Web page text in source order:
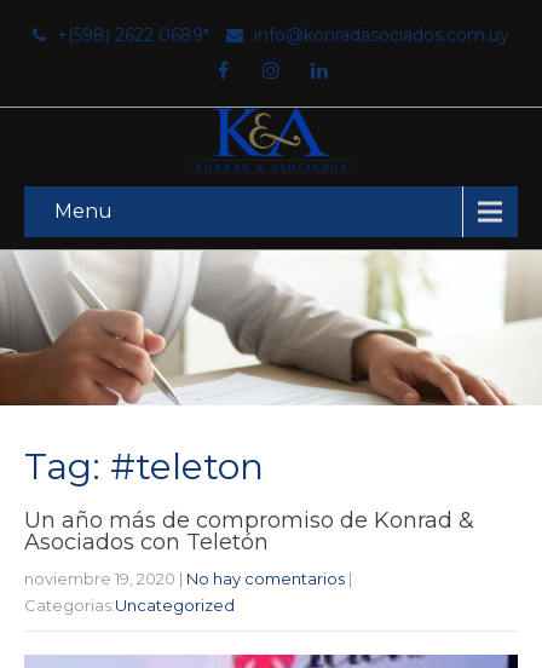
+(598) 2622 0689* info@konradasociados.com.uy
Menu
Tag: #teleton
Un año más de compromiso de Konrad &
Asociados con Teletón
noviembre 19, 2020 | No hay comentarios |
Categorias:Uncategorized